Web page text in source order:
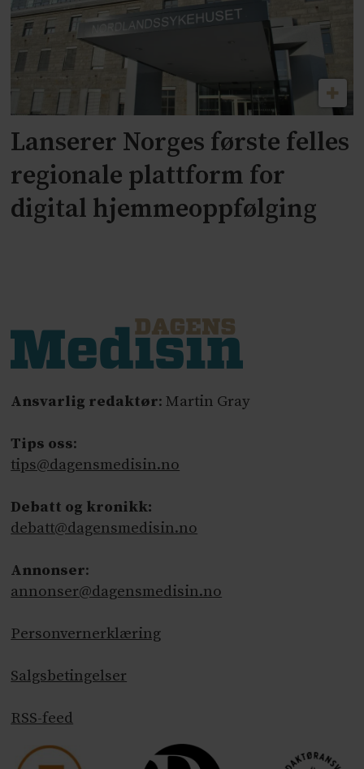
Lanserer Norges første felles
regionale plattform for
digital hjemmeoppfølging
Ansvarlig redaktør: Martin Gray
Tips oss:
tips@dagensmedisin.no
Debatt og kronikk:
debatt@dagensmedisin.no
Annonser:
annonser@dagensmedisin.no
Personvernerklæring
Salgsbetingelser
RSS-feed